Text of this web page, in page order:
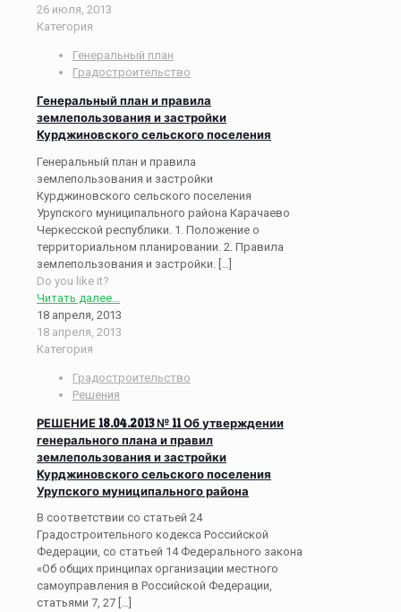
26 июля, 2013
Категория
Генеральный план
Градостроительство
Генеральный план и правила
землепользования и застройки
Курджиновского сельского поселения
Генеральный план и правила
землепользования и застройки
Курджиновского сельского поселения
Урупского муниципального района Карачаево
Черкесской республики. 1. Положение о
территориальном планировании. 2. Правила
землепользования и застройки. […]
Do you like it?
Читать далее...
18 апреля, 2013
18 апреля, 2013
Категория
Градостроительство
Решения
РЕШЕНИЕ 18.04.2013 № 11 Об утверждении
генерального плана и правил
землепользования и застройки
Курджиновского сельского поселения
Урупского муниципального района
В соответствии со статьей 24
Градостроительного кодекса Российской
Федерации, со статьей 14 Федерального закона
«Об общих принципах организации местного
самоуправления в Российской Федерации,
статьями 7, 27 […]